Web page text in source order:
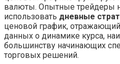
валюты. Опытные трейдеры
использовать дневные
ценовой график,
данных о динамике курса,
большинству начинающих
торговых решений.